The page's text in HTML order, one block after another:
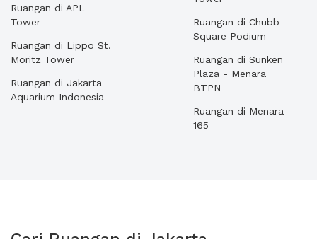
Ruangan di APL
Tower
Ruangan di Lippo St.
Moritz Tower
Ruangan di Jakarta
Aquarium Indonesia
Ruangan di Chubb
Square Podium
Ruangan di Sunken
Plaza - Menara
BTPN
Ruangan di Menara
165